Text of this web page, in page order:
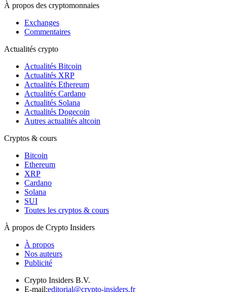
À propos des cryptomonnaies
Exchanges
Commentaires
Actualités crypto
Actualités Bitcoin
Actualités XRP
Actualités Ethereum
Actualités Cardano
Actualités Solana
Actualités Dogecoin
Autres actualités altcoin
Cryptos & cours
Bitcoin
Ethereum
XRP
Cardano
Solana
SUI
Toutes les cryptos & cours
À propos de Crypto Insiders
À propos
Nos auteurs
Publicité
Crypto Insiders B.V.
E-mail:editorial@crypto-insiders.fr